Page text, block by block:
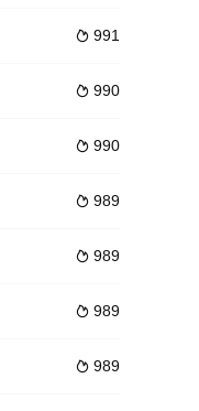
一届春
目主要是想在政治、经济、
 991
 990
 990
 989
 989
 989
 989